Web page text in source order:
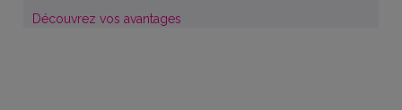
Découvrez vos avantages